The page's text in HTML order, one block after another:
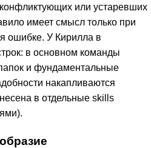
или устаревших
имеет смысл только при
ошибке. У Кирилла в
в основном команды
и фундаментальные
накапливаются
в отдельные skills